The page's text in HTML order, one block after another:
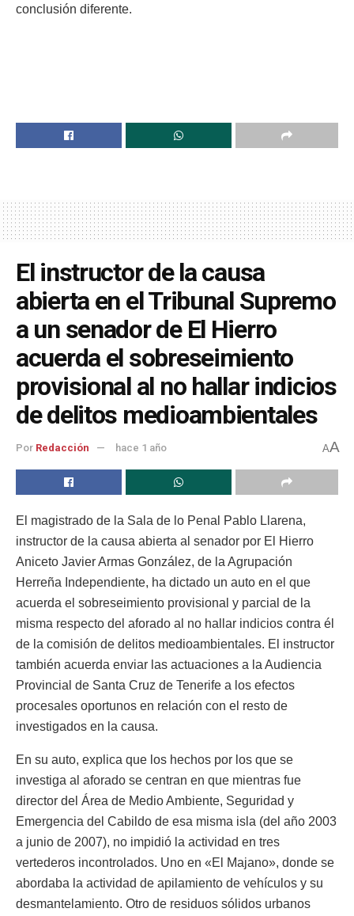
conclusión diferente.
El instructor de la causa
abierta en el Tribunal Supremo
a un senador de El Hierro
acuerda el sobreseimiento
provisional al no hallar indicios
de delitos medioambientales
Por Redacción hace 1 año AA
El magistrado de la Sala de lo Penal Pablo Llarena,
instructor de la causa abierta al senador por El Hierro
Aniceto Javier Armas González, de la Agrupación
Herreña Independiente, ha dictado un auto en el que
acuerda el sobreseimiento provisional y parcial de la
misma respecto del aforado al no hallar indicios contra él
de la comisión de delitos medioambientales. El instructor
también acuerda enviar las actuaciones a la Audiencia
Provincial de Santa Cruz de Tenerife a los efectos
procesales oportunos en relación con el resto de
investigados en la causa.
En su auto, explica que los hechos por los que se
investiga al aforado se centran en que mientras fue
director del Área de Medio Ambiente, Seguridad y
Emergencia del Cabildo de esa misma isla (del año 2003
a junio de 2007), no impidió la actividad en tres
vertederos incontrolados. Uno en «El Majano», donde se
abordaba la actividad de apilamiento de vehículos y su
desmantelamiento. Otro de residuos sólidos urbanos